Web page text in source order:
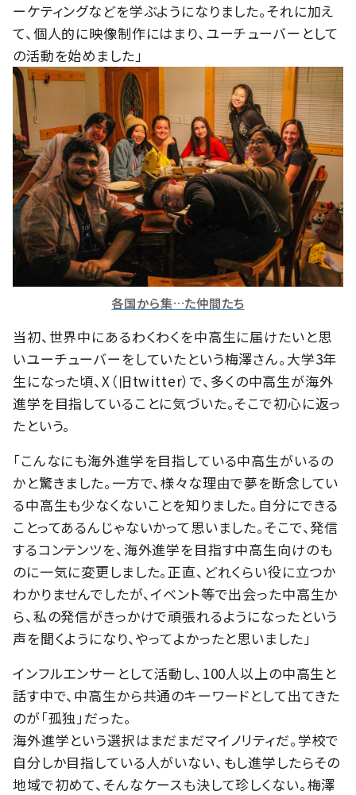
ーケティングなどを学ぶようになりました。それに加え
て、個人的に映像制作にはまり、ユーチューバーとして
の活動を始めました」
各国から集…た仲間たち
当初、世界中にあるわくわくを中高生に届けたいと思
いユーチューバーをしていたという梅澤さん。大学3年
生になった頃、X（旧twitter）で、多くの中高生が海外
進学を目指していることに気づいた。そこで初心に返っ
たという。
「こんなにも海外進学を目指している中高生がいるの
かと驚きました。一方で、様々な理由で夢を断念してい
る中高生も少なくないことを知りました。自分にできる
ことってあるんじゃないかって思いました。そこで、発信
するコンテンツを、海外進学を目指す中高生向けのも
のに一気に変更しました。正直、どれくらい役に立つか
わかりませんでしたが、イベント等で出会った中高生か
ら、私の発信がきっかけで頑張れるようになったという
声を聞くようになり、やってよかったと思いました」
インフルエンサーとして活動し、100人以上の中高生と
話す中で、中高生から共通のキーワードとして出てきた
のが「孤独」だった。
海外進学という選択はまだまだマイノリティだ。学校で
自分しか目指している人がいない、もし進学したらその
地域で初めて、そんなケースも決して珍しくない。梅澤